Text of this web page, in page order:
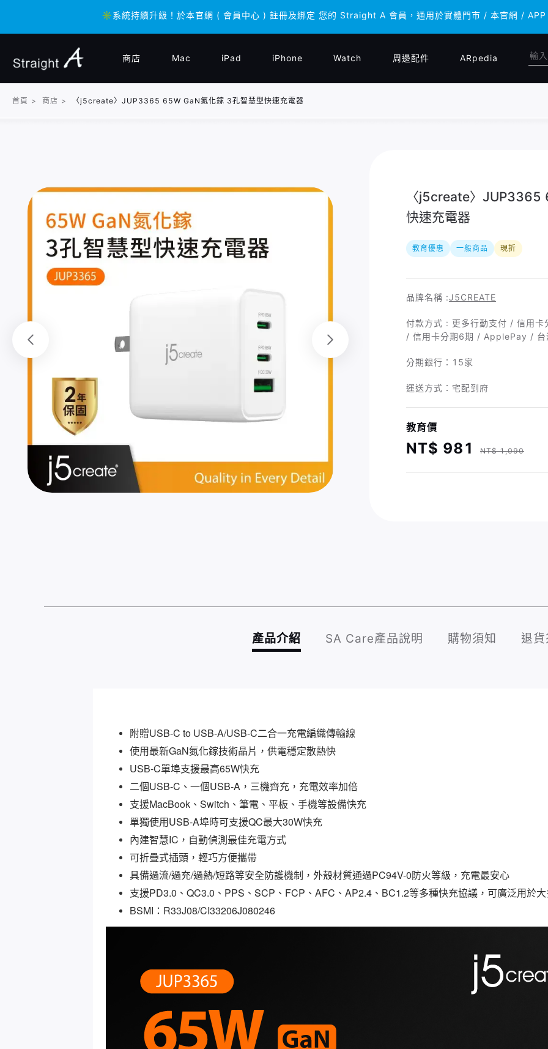
✳️系統持續升級！於本官網 ( 會員中心 ) 註冊及綁定 您的 Straight A 會員，通用於實體門市 / 本官網 / APP
✳️系統持續升級！於本官網 ( 會員中心 ) 註冊及綁定 您的 Straight A 會員，通用於實體門市 / 本官網 / APP
商店 Mac iPad iPhone Watch 周邊配件 ARpedia
首頁 > 商店 > 〈j5create〉JUP3365 65W GaN氮化鎵 3孔智慧型快速充電器
〈j5create〉JUP3365
快速充電器
教育優惠 一般商品 現折
品牌名稱 :J5CREATE
付款方式 : 更多行動支付 / 信用
/ 信用卡分期6期 / ApplePay / 台
分期銀行： 15家
運送方式：宅配到府
教育價
NT$ 981 NT$ 1,090
產品介紹 SA Care產品說明 購物須知 退
附贈USB-C to USB-A/USB-C二合一充電編織傳輸線
使用最新GaN氮化鎵技術晶片，供電穩定散熱快
USB-C單埠支援最高65W快充
二個USB-C、一個USB-A，三機齊充，充電效率加倍
支援MacBook、Switch、筆電、平板、手機等設備快充
單獨使用USB-A埠時可支援QC最大30W快充
內建智慧IC，自動偵測最佳充電方式
可折疊式插頭，輕巧方便攜帶
具備過流/過充/過熱/短路等安全防護機制，外殼材質通過PC94V-0防火等級，充電最安心
支援PD3.0、QC3.0、PPS、SCP、FCP、AFC、AP2.4、BC1.2等多種快充協議，可廣泛用於
BSMI： R33J08/CI33206J080246